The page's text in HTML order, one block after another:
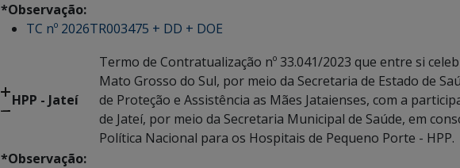
*Observação:
TC nº 2026TR003475 + DD + DOE
HPP - Jateí
Termo de Contratualização nº 33.041/2023 que entre si
Mato Grosso do Sul, por meio da Secretaria de Estado de
de Proteção e Assistência as Mães Jataienses, com a
de Jateí, por meio da Secretaria Municipal de Saúde, em
Política Nacional para os Hospitais de Pequeno Porte - HPP.
*Observação: